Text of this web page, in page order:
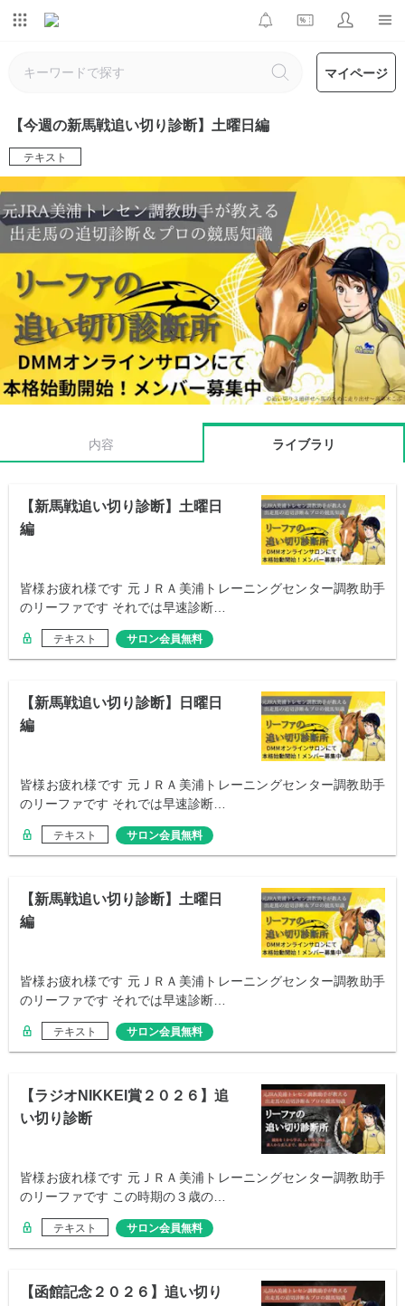
マイページ
【今週の新馬戦追い切り診断】土曜日編
テキスト
内容 ライブラリ
【新馬戦追い切り診断】土曜日
編
皆様お疲れ様です 元ＪＲＡ美浦トレーニングセンター調教助手
のリーファです それでは早速診断…
テキスト サロン会員無料
【新馬戦追い切り診断】日曜日
編
皆様お疲れ様です 元ＪＲＡ美浦トレーニングセンター調教助手
のリーファです それでは早速診断…
テキスト サロン会員無料
【新馬戦追い切り診断】土曜日
編
皆様お疲れ様です 元ＪＲＡ美浦トレーニングセンター調教助手
のリーファです それでは早速診断…
テキスト サロン会員無料
【ラジオNIKKEI賞２０２６】追
い切り診断
皆様お疲れ様です 元ＪＲＡ美浦トレーニングセンター調教助手
のリーファです この時期の３歳の…
テキスト サロン会員無料
【函館記念２０２６】追い切り